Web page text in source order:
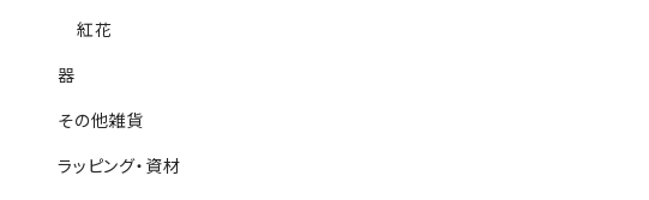
紅花
器
その他雑貨
ラッピング・資材